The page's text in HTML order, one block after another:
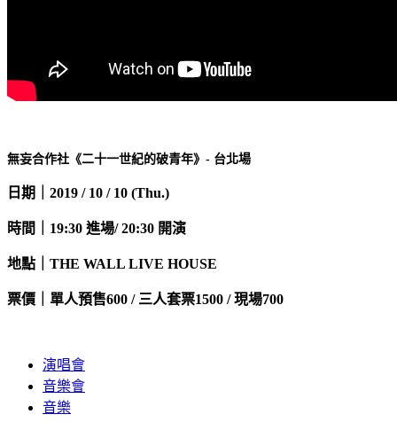
無妄合作社《二十一世紀的破青年》- 台北場
日期｜2019 / 10 / 10 (Thu.)
時間｜19:30 進場/ 20:30 開演
地點｜THE WALL LIVE HOUSE
票價｜單人預售600 / 三人套票1500 / 現場700
演唱會
音樂會
音樂